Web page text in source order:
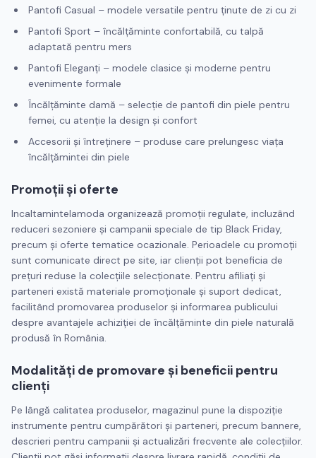
Pantofi Casual – modele versatile pentru ținute de zi cu zi
Pantofi Sport – încălțăminte confortabilă, cu talpă
adaptată pentru mers
Pantofi Eleganți – modele clasice și moderne pentru
evenimente formale
Încălțăminte damă – selecție de pantofi din piele pentru
femei, cu atenție la design și confort
Accesorii și întreținere – produse care prelungesc viața
încălțămintei din piele
Promoții și oferte
Incaltamintelamoda organizează promoții regulate, incluzând
reduceri sezoniere și campanii speciale de tip Black Friday,
precum și oferte tematice ocazionale. Perioadele cu promoții
sunt comunicate direct pe site, iar clienții pot beneficia de
prețuri reduse la colecțiile selecționate. Pentru afiliați și
parteneri există materiale promoționale și suport dedicat,
facilitând promovarea produselor și informarea publicului
despre avantajele achiziției de încălțăminte din piele naturală
produsă în România.
Modalități de promovare și beneficii pentru
clienți
Pe lângă calitatea produselor, magazinul pune la dispoziție
instrumente pentru cumpărători și parteneri, precum bannere,
descrieri pentru campanii și actualizări frecvente ale colecțiilor.